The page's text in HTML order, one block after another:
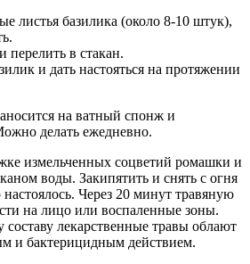
листья базилика (около 8-10 штук),
перелить в стакан.
и дать настояться на протяжении
на ватный спонж и
делать ежедневно.
измельченных соцветий ромашки и
воды. Закипятить и снять с огня
настоялось. Через 20 минут травяную
на лицо или воспаленные зоны.
составу лекарственные травы облают
и бактерицидным действием.